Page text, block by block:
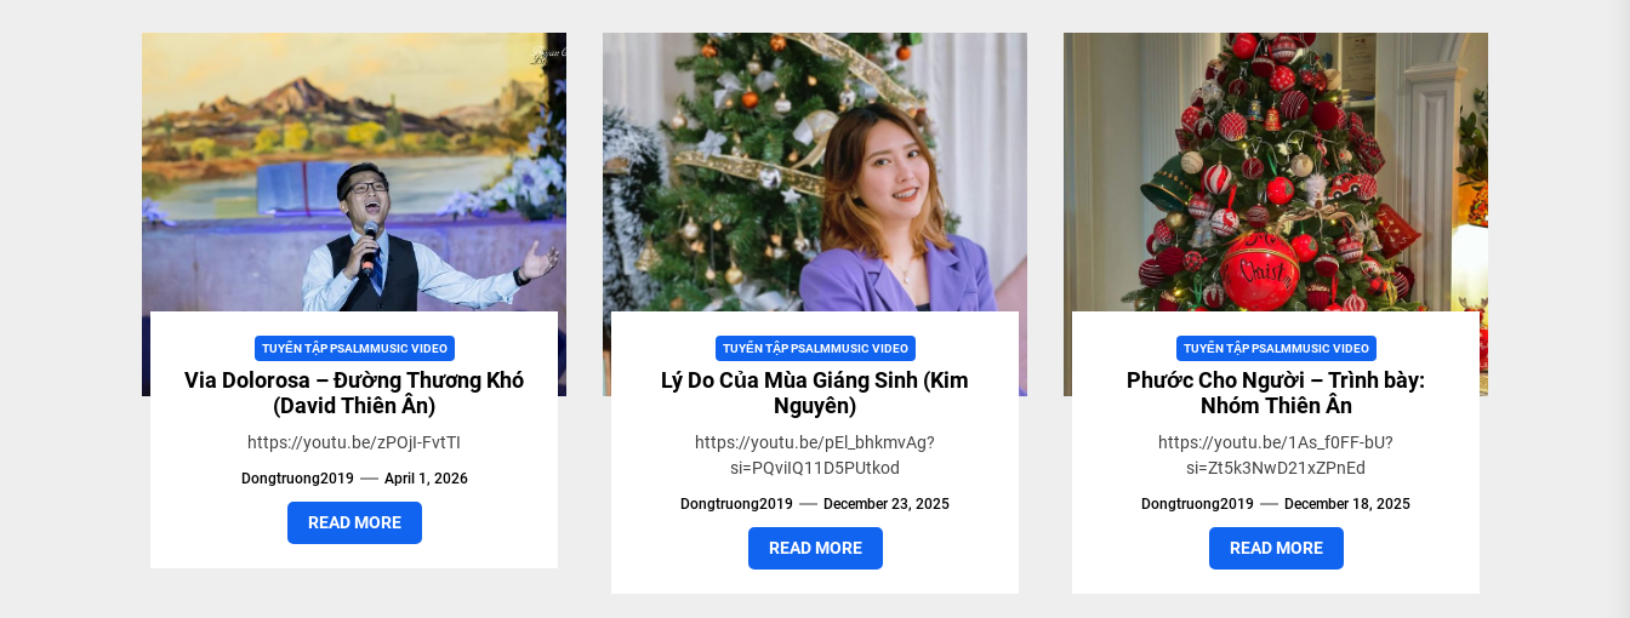
TUYỂN TẬP PSALMMUSIC VIDEO
Via Dolorosa – Đường Thương Khó
(David Thiên Ân)
https://youtu.be/zPOjI-FvtTI
Dongtruong2019 April 1, 2026
READ MORE
TUYỂN TẬP PSALMMUSIC VIDEO
Lý Do Của Mùa Giáng Sinh (Kim
Nguyên)
https://youtu.be/pEl_bhkmvAg?
si=PQviIQ11D5PUtkod
Dongtruong2019 December 23, 2025
READ MORE
TUYỂN TẬP PSALMMUSIC VIDEO
Phước Cho Người – Trình bày:
Nhóm Thiên Ân
https://youtu.be/1As_f0FF-bU?
si=Zt5k3NwD21xZPnEd
Dongtruong2019 December 18, 2025
READ MORE